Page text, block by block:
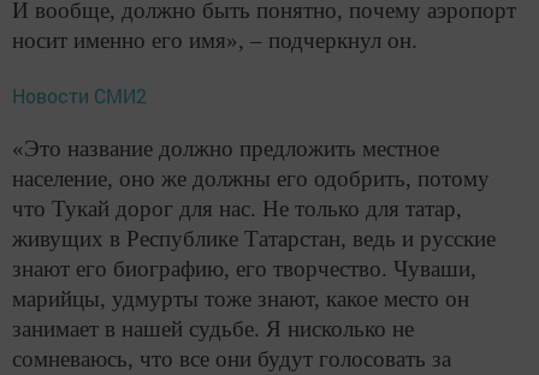
И вообще, должно быть понятно, почему аэропорт
носит именно его имя», – подчеркнул он.
Новости СМИ2
«Это название должно предложить местное
население, оно же должны его одобрить, потому
что Тукай дорог для нас. Не только для татар,
живущих в Республике Татарстан, ведь и русские
знают его биографию, его творчество. Чуваши,
марийцы, удмурты тоже знают, какое место он
занимает в нашей судьбе. Я нисколько не
сомневаюсь, что все они будут голосовать за